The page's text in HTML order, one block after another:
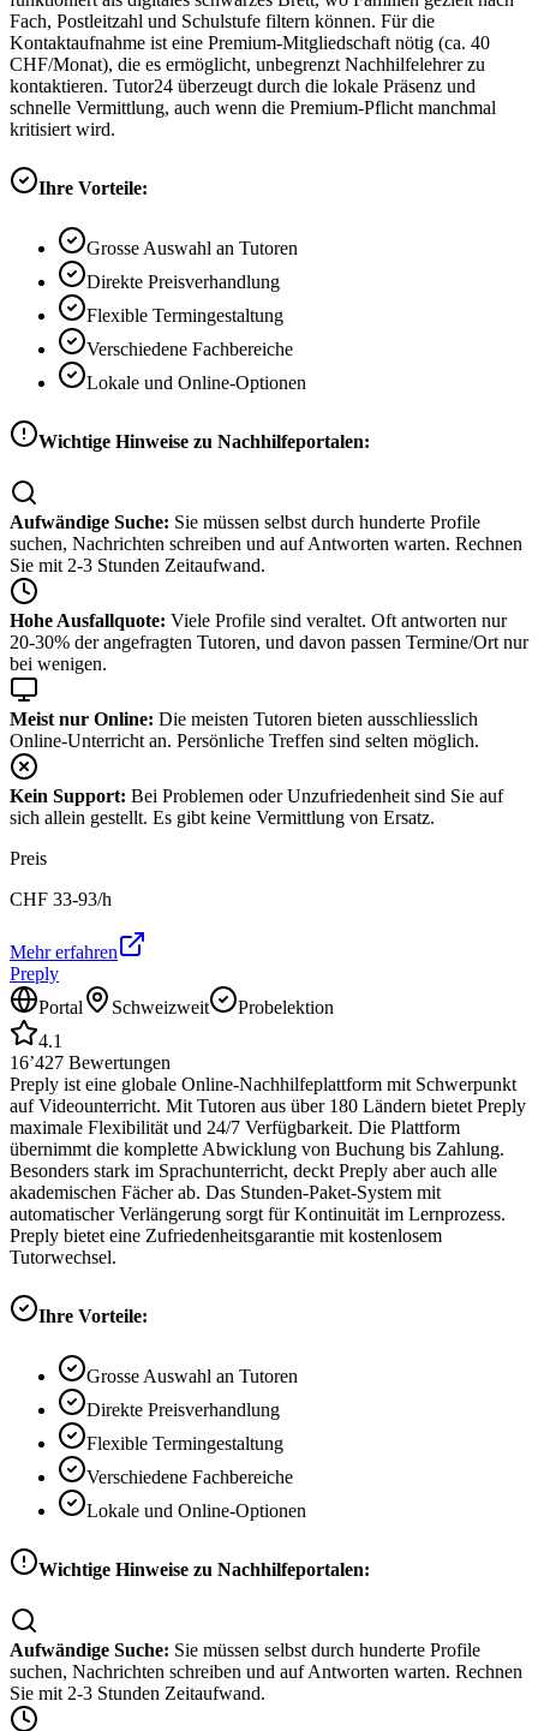
Fach, Postleitzahl und Schulstufe filtern können. Für die
Kontaktaufnahme ist eine Premium-Mitgliedschaft nötig (ca. 40
CHF/Monat), die es ermöglicht, unbegrenzt Nachhilfelehrer zu
kontaktieren. Tutor24 überzeugt durch die lokale Präsenz und
schnelle Vermittlung, auch wenn die Premium-Pflicht manchmal
kritisiert wird.
Ihre Vorteile:
Grosse Auswahl an Tutoren
Direkte Preisverhandlung
Flexible Termingestaltung
Verschiedene Fachbereiche
Lokale und Online-Optionen
Wichtige Hinweise zu Nachhilfeportalen:
Aufwändige Suche: Sie müssen selbst durch hunderte Profile
suchen, Nachrichten schreiben und auf Antworten warten. Rechnen
Sie mit 2-3 Stunden Zeitaufwand.
Hohe Ausfallquote: Viele Profile sind veraltet. Oft antworten nur
20-30% der angefragten Tutoren, und davon passen Termine/Ort nur
bei wenigen.
Meist nur Online: Die meisten Tutoren bieten ausschliesslich
Online-Unterricht an. Persönliche Treffen sind selten möglich.
Kein Support: Bei Problemen oder Unzufriedenheit sind Sie auf
sich allein gestellt. Es gibt keine Vermittlung von Ersatz.
Preis
CHF 33-93/h
Mehr erfahren
Preply
Portal
Schweizweit
Probelektion
4.1
16’427 Bewertungen
Preply ist eine globale Online-Nachhilfeplattform mit Schwerpunkt
auf Videounterricht. Mit Tutoren aus über 180 Ländern bietet Preply
maximale Flexibilität und 24/7 Verfügbarkeit. Die Plattform
übernimmt die komplette Abwicklung von Buchung bis Zahlung.
Besonders stark im Sprachunterricht, deckt Preply aber auch alle
akademischen Fächer ab. Das Stunden-Paket-System mit
automatischer Verlängerung sorgt für Kontinuität im Lernprozess.
Preply bietet eine Zufriedenheitsgarantie mit kostenlosem
Tutorwechsel.
Ihre Vorteile:
Grosse Auswahl an Tutoren
Direkte Preisverhandlung
Flexible Termingestaltung
Verschiedene Fachbereiche
Lokale und Online-Optionen
Wichtige Hinweise zu Nachhilfeportalen:
Aufwändige Suche: Sie müssen selbst durch hunderte Profile
suchen, Nachrichten schreiben und auf Antworten warten. Rechnen
Sie mit 2-3 Stunden Zeitaufwand.